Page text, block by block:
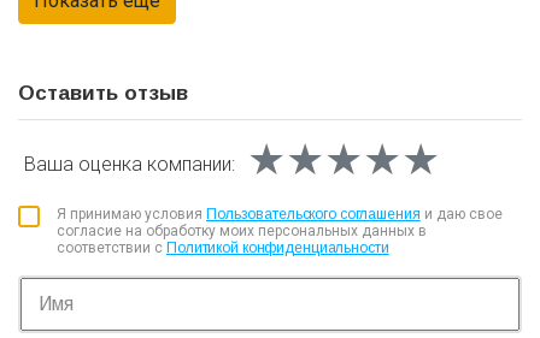
Оставить отзыв
Ваша оценка компании: ★★★★★
★★★★★
★★★★★
Я принимаю условия Пользовательского соглашения и даю свое
согласие на обработку моих персональных данных в
соответствии с Политикой конфиденциальности